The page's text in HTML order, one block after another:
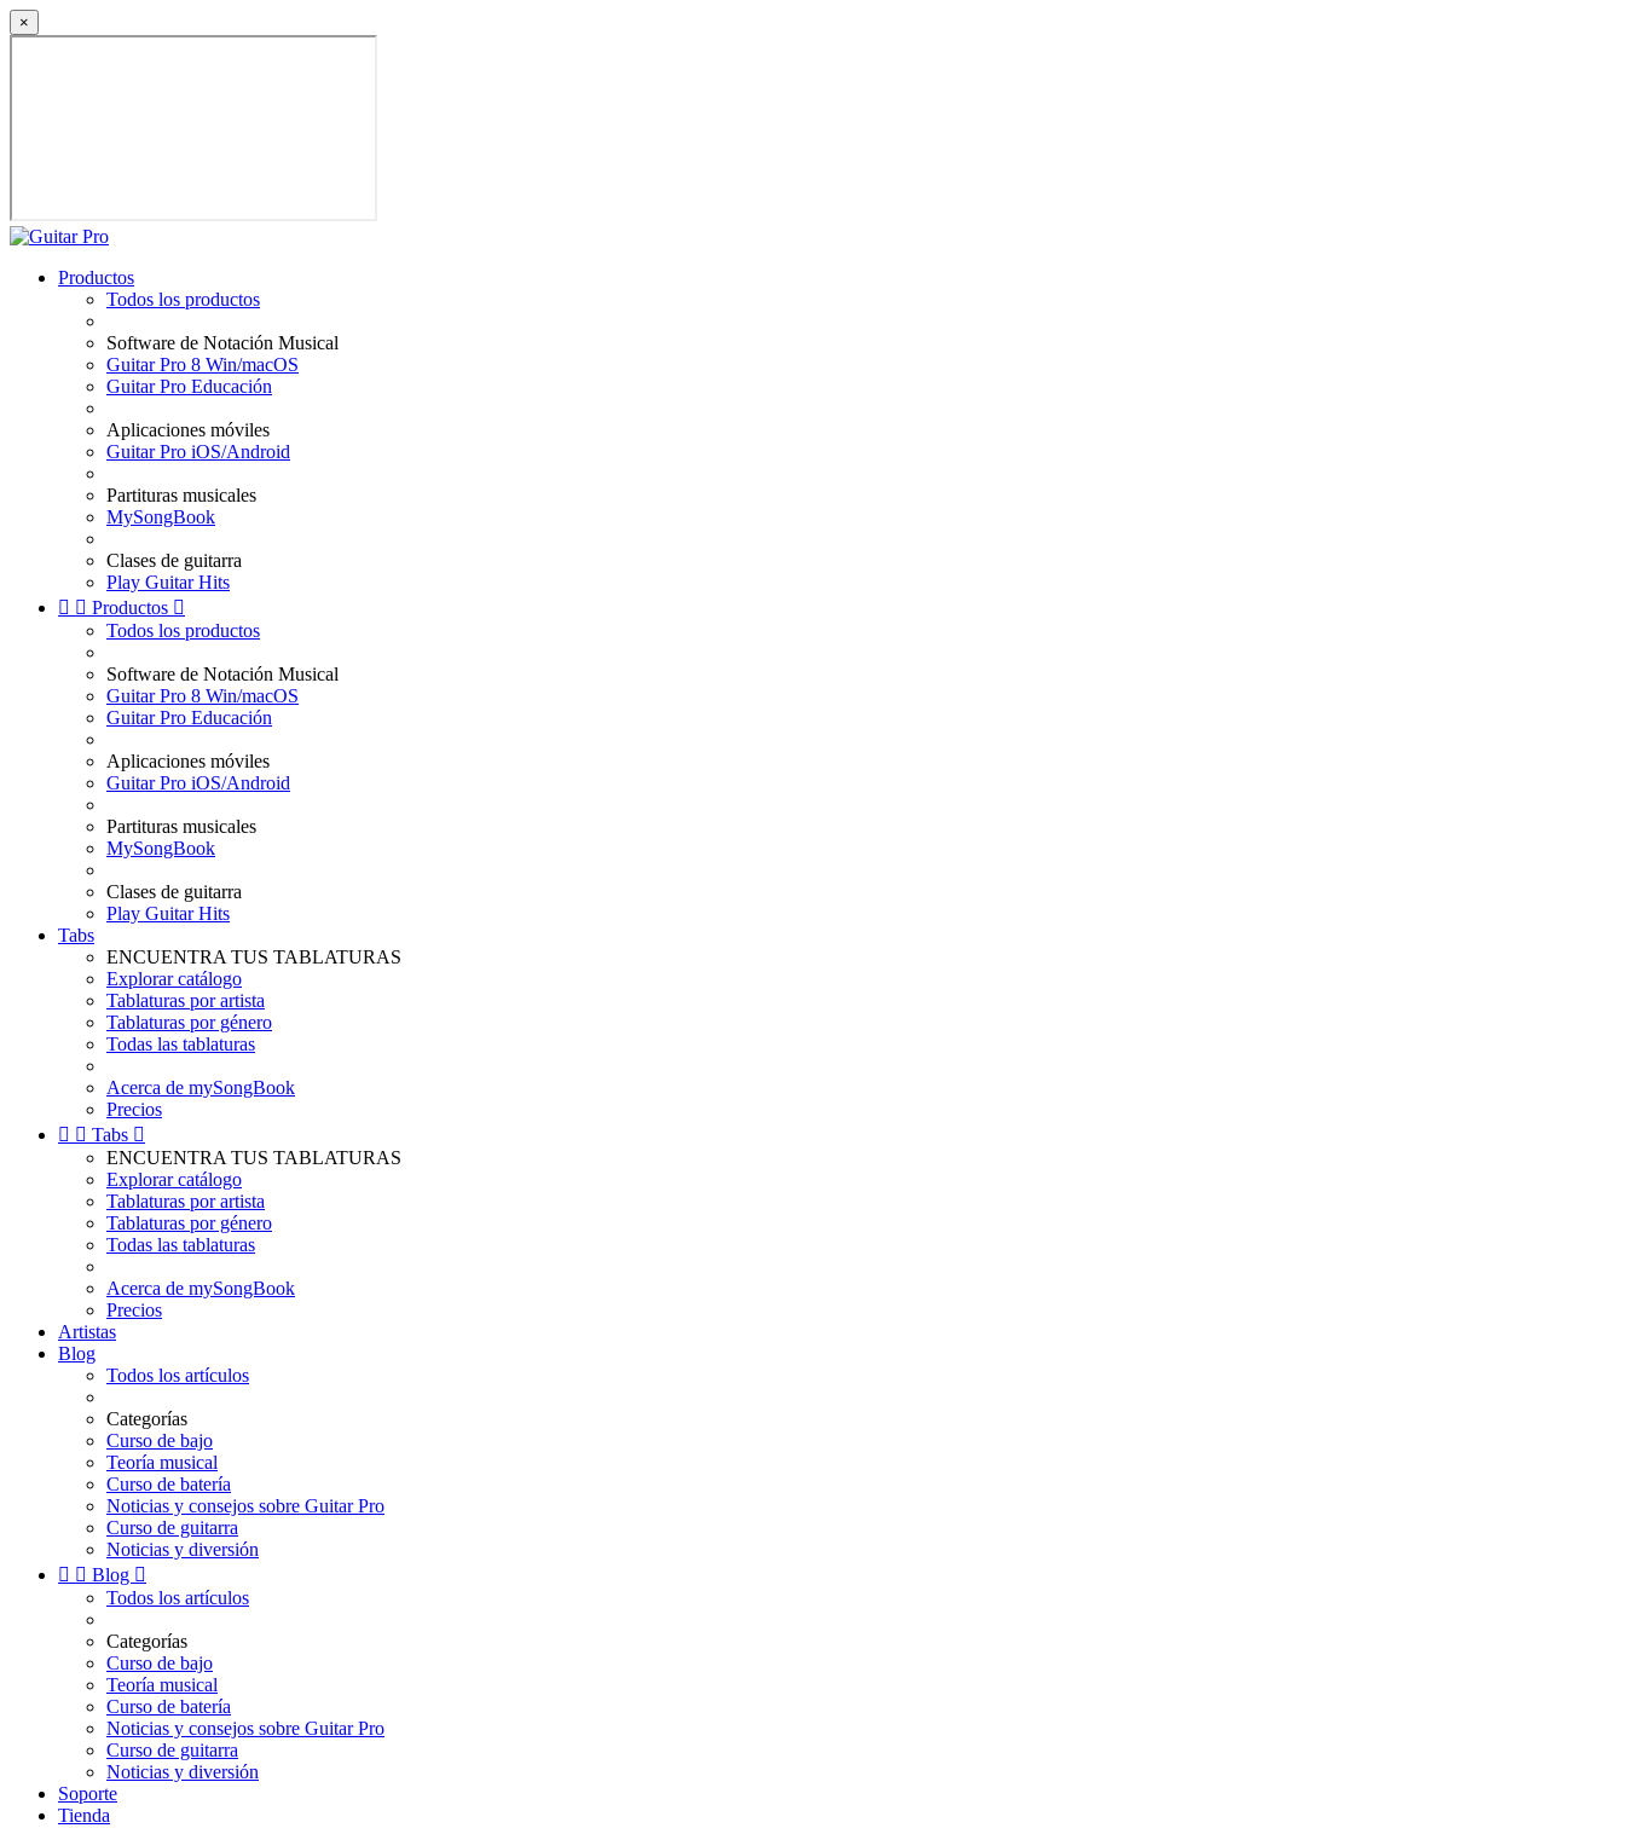
×
Productos
Todos los productos
Software de Notación Musical
Guitar Pro 8 Win/macOS
Guitar Pro Educación
Aplicaciones móviles
Guitar Pro iOS/Android
Partituras musicales
MySongBook
Clases de guitarra
Play Guitar Hits
  Productos 
Todos los productos
Software de Notación Musical
Guitar Pro 8 Win/macOS
Guitar Pro Educación
Aplicaciones móviles
Guitar Pro iOS/Android
Partituras musicales
MySongBook
Clases de guitarra
Play Guitar Hits
Tabs
ENCUENTRA TUS TABLATURAS
Explorar catálogo
Tablaturas por artista
Tablaturas por género
Todas las tablaturas
Acerca de mySongBook
Precios
  Tabs 
ENCUENTRA TUS TABLATURAS
Explorar catálogo
Tablaturas por artista
Tablaturas por género
Todas las tablaturas
Acerca de mySongBook
Precios
Artistas
Blog
Todos los artículos
Categorías
Curso de bajo
Teoría musical
Curso de batería
Noticias y consejos sobre Guitar Pro
Curso de guitarra
Noticias y diversión
  Blog 
Todos los artículos
Categorías
Curso de bajo
Teoría musical
Curso de batería
Noticias y consejos sobre Guitar Pro
Curso de guitarra
Noticias y diversión
Soporte
Tienda